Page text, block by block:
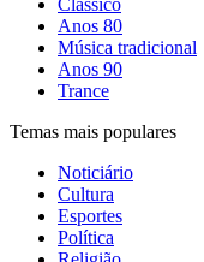
Clássico
Anos 80
Música tradicional
Anos 90
Trance
Temas mais populares
Noticiário
Cultura
Esportes
Política